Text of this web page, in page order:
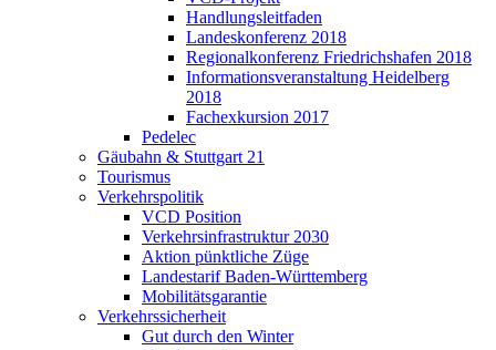
Handlungsleitfaden
Landeskonferenz 2018
Regionalkonferenz Friedrichshafen 2018
Informationsveranstaltung Heidelberg
2018
Fachexkursion 2017
Pedelec
Gäubahn & Stuttgart 21
Tourismus
Verkehrspolitik
VCD Position
Verkehrsinfrastruktur 2030
Aktion pünktliche Züge
Landestarif Baden-Württemberg
Mobilitätsgarantie
Verkehrssicherheit
Gut durch den Winter